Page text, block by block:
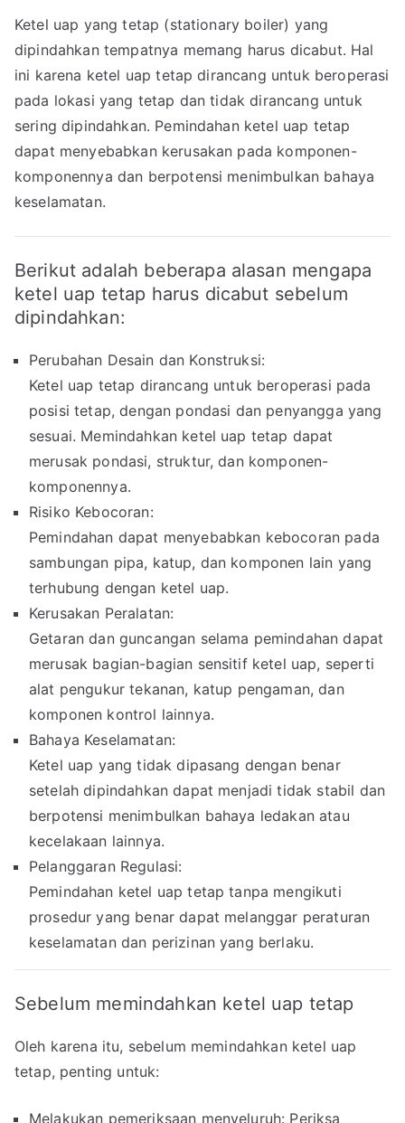
Ketel uap yang tetap (stationary boiler) yang
dipindahkan tempatnya memang harus dicabut. Hal
ini karena ketel uap tetap dirancang untuk beroperasi
pada lokasi yang tetap dan tidak dirancang untuk
sering dipindahkan. Pemindahan ketel uap tetap
dapat menyebabkan kerusakan pada komponen-
komponennya dan berpotensi menimbulkan bahaya
keselamatan.
Berikut adalah beberapa alasan mengapa
ketel uap tetap harus dicabut sebelum
dipindahkan:
Perubahan Desain dan Konstruksi:
Ketel uap tetap dirancang untuk beroperasi pada
posisi tetap, dengan pondasi dan penyangga yang
sesuai. Memindahkan ketel uap tetap dapat
merusak pondasi, struktur, dan komponen-
komponennya.
Risiko Kebocoran:
Pemindahan dapat menyebabkan kebocoran pada
sambungan pipa, katup, dan komponen lain yang
terhubung dengan ketel uap.
Kerusakan Peralatan:
Getaran dan guncangan selama pemindahan dapat
merusak bagian-bagian sensitif ketel uap, seperti
alat pengukur tekanan, katup pengaman, dan
komponen kontrol lainnya.
Bahaya Keselamatan:
Ketel uap yang tidak dipasang dengan benar
setelah dipindahkan dapat menjadi tidak stabil dan
berpotensi menimbulkan bahaya ledakan atau
kecelakaan lainnya.
Pelanggaran Regulasi:
Pemindahan ketel uap tetap tanpa mengikuti
prosedur yang benar dapat melanggar peraturan
keselamatan dan perizinan yang berlaku.
Sebelum memindahkan ketel uap tetap
Oleh karena itu, sebelum memindahkan ketel uap
tetap, penting untuk:
Melakukan pemeriksaan menyeluruh: Periksa